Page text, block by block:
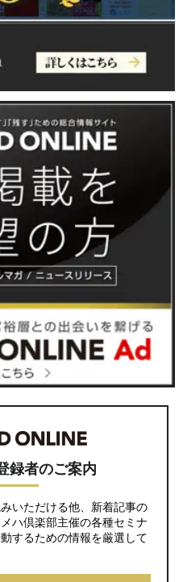
録者のご案内
いただける他、新着記事の
ハ倶楽部主催の各種セミナ
するための情報を厳選して